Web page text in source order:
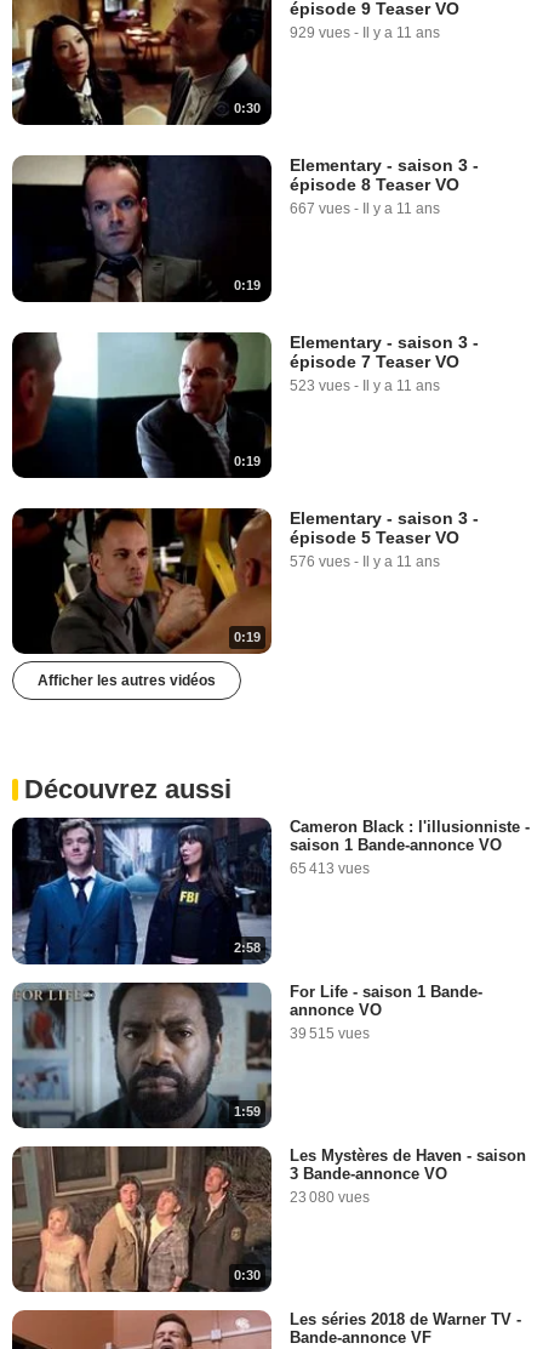
0:30
épisode 9 Teaser VO
929 vues - Il y a 11 ans
0:19
Elementary - saison 3 -
épisode 8 Teaser VO
667 vues - Il y a 11 ans
0:19
Elementary - saison 3 -
épisode 7 Teaser VO
523 vues - Il y a 11 ans
0:19
Elementary - saison 3 -
épisode 5 Teaser VO
576 vues - Il y a 11 ans
Afficher les autres vidéos
Découvrez aussi
2:58
Cameron Black : l'illusionniste -
saison 1 Bande-annonce VO
65 413 vues
1:59
For Life - saison 1 Bande-
annonce VO
39 515 vues
0:30
Les Mystères de Haven - saison
3 Bande-annonce VO
23 080 vues
Les séries 2018 de Warner TV -
Bande-annonce VF